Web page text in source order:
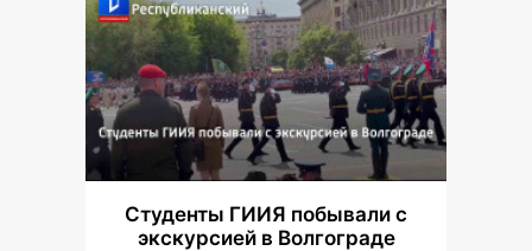
Студенты ГИИЯ побывали с
экскурсией в Волгограде